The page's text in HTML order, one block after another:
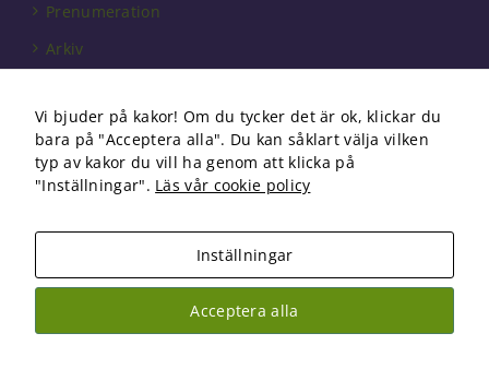
Prenumeration
Arkiv
Förbundet
Om cookies
Copyright 2026 Fysioterapi | All Rights Reserved
Facebook
Instagram
Vi bjuder på kakor! Om du tycker det är ok, klickar du
bara på "Acceptera alla". Du kan såklart välja vilken
typ av kakor du vill ha genom att klicka på
"Inställningar". Läs vår cookie policy
Inställningar
Acceptera alla